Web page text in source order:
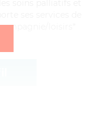
loisirs*